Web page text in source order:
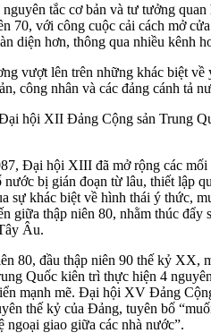
tắc cơ bản và tư tưởng
70, với công cuộc cải cách mở
diện hơn, thông qua nhiều kênh
vượt lên trên những khác biệt về
công nhân và các đảng cánh tả
hội XII Đảng Cộng sản Trung
Đại hội XIII đã mở rộng các mối
nước bị gián đoạn từ lâu, thiết lập
sự khác biệt về hình thái ý thức,
giữa thập niên 80, nhằm thúc đẩy
Âu.
80, đầu thập niên 90 thế kỷ XX,
Quốc kiên trì thực hiện 4
mạnh mẽ. Đại hội XV Đảng
thế kỷ của Đảng, tuyên bố
ngoại giao giữa các nhà nước”.